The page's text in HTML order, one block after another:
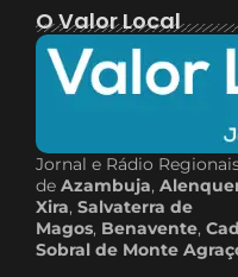
O Valor Local
Jornal e Rádio
de Azambuja,
Xira, Salvaterra de
Magos, Benavente,
Sobral de Monte